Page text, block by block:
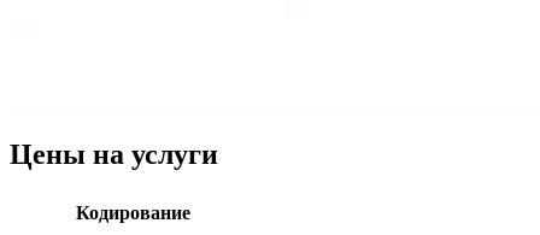
Цены на услуги
Кодирование